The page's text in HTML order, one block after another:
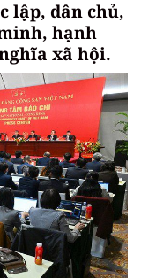
lập, dân chủ,
hạnh
xã hội.